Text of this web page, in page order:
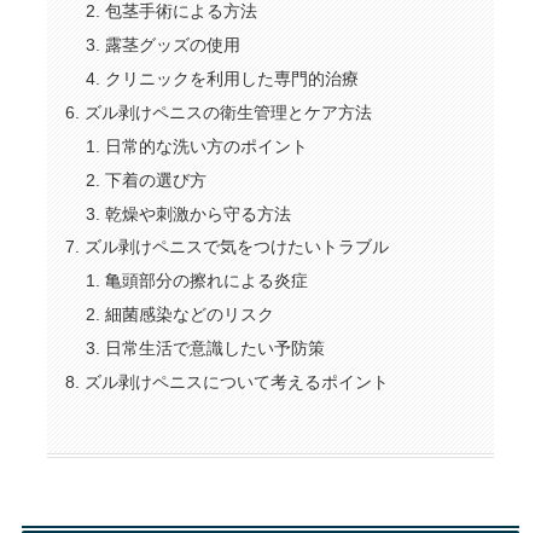
包茎手術による方法
露茎グッズの使用
クリニックを利用した専門的治療
ズル剥けペニスの衛生管理とケア方法
日常的な洗い方のポイント
下着の選び方
乾燥や刺激から守る方法
ズル剥けペニスで気をつけたいトラブル
亀頭部分の擦れによる炎症
細菌感染などのリスク
日常生活で意識したい予防策
ズル剥けペニスについて考えるポイント